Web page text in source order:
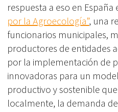
respuesta a eso en España
por la Agroecología”, una
funcionarios municipales,
productores de entidades
por la implementación de
innovadoras para un
productivo y sostenible
localmente, la demanda